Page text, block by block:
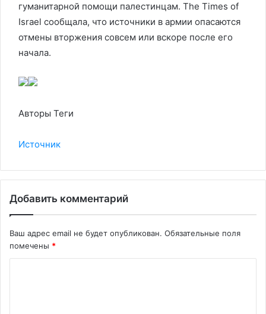
гуманитарной помощи палестинцам. The Times of
Israel сообщала, что источники в армии опасаются
отмены вторжения совсем или вскоре после его
начала.
Авторы Теги
Источник
Добавить комментарий
Ваш адрес email не будет опубликован. Обязательные поля
помечены *